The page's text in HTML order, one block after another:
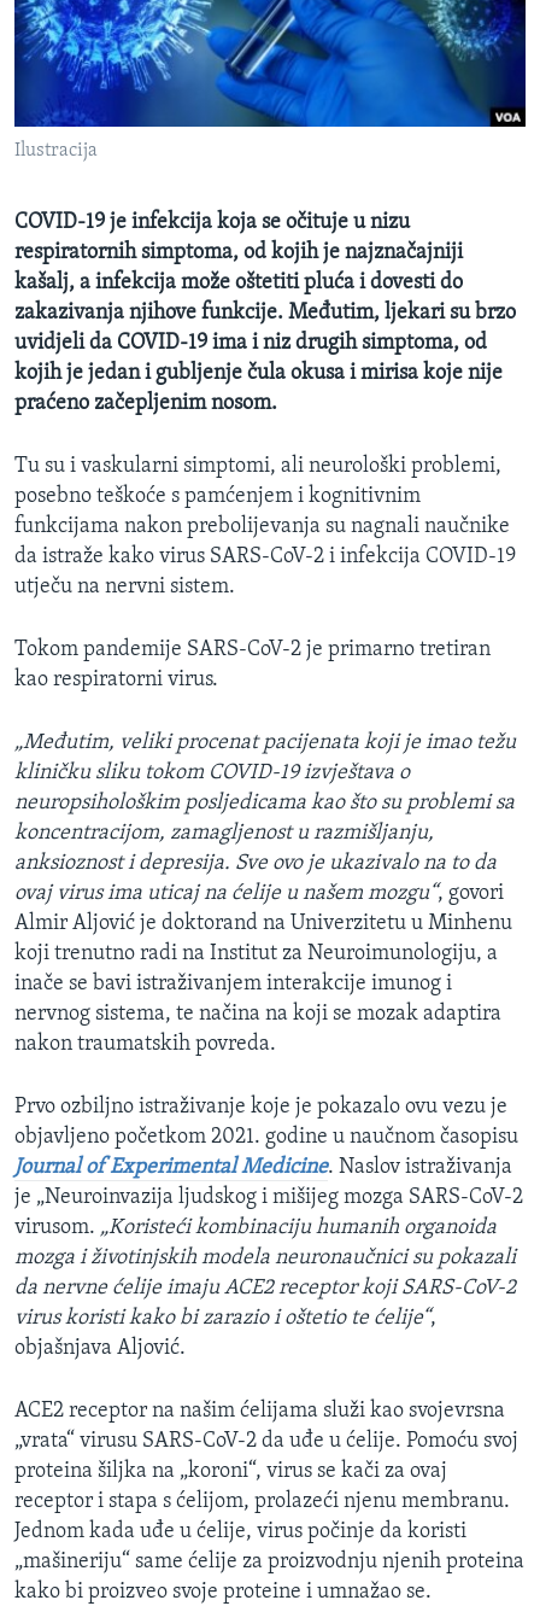
MAGAZIN
O GLASU AMERIKE
Learning English
Jezici
Ilustracija
COVID-19 je infekcija koja se očituje u nizu
respiratornih simptoma, od kojih je najznačajniji
kašalj, a infekcija može oštetiti pluća i dovesti do
zakazivanja njihove funkcije. Međutim, ljekari su brzo
uvidjeli da COVID-19 ima i niz drugih simptoma, od
kojih je jedan i gubljenje čula okusa i mirisa koje nije
praćeno začepljenim nosom.
Tu su i vaskularni simptomi, ali neurološki problemi,
posebno teškoće s pamćenjem i kognitivnim
funkcijama nakon prebolijevanja su nagnali naučnike
da istraže kako virus SARS-CoV-2 i infekcija COVID-19
utječu na nervni sistem.
Tokom pandemije SARS-CoV-2 je primarno tretiran
kao respiratorni virus.
„Međutim, veliki procenat pacijenata koji je imao težu
kliničku sliku tokom COVID-19 izvještava o
neuropsihološkim posljedicama kao što su problemi sa
koncentracijom, zamagljenost u razmišljanju,
anksioznost i depresija. Sve ovo je ukazivalo na to da
ovaj virus ima uticaj na ćelije u našem mozgu“, govori
Almir Aljović je doktorand na Univerzitetu u Minhenu
koji trenutno radi na Institut za Neuroimunologiju, a
inače se bavi istraživanjem interakcije imunog i
nervnog sistema, te načina na koji se mozak adaptira
nakon traumatskih povreda.
Prvo ozbiljno istraživanje koje je pokazalo ovu vezu je
objavljeno početkom 2021. godine u naučnom časopisu
Journal of Experimental Medicine. Naslov istraživanja
je „Neuroinvazija ljudskog i mišijeg mozga SARS-CoV-2
virusom. „Koristeći kombinaciju humanih organoida
mozga i životinjskih modela neuronaučnici su pokazali
da nervne ćelije imaju ACE2 receptor koji SARS-CoV-2
virus koristi kako bi zarazio i oštetio te ćelije“,
objašnjava Aljović.
ACE2 receptor na našim ćelijama služi kao svojevrsna
„vrata“ virusu SARS-CoV-2 da uđe u ćelije. Pomoću svoj
proteina šiljka na „koroni“, virus se kači za ovaj
receptor i stapa s ćelijom, prolazeći njenu membranu.
Jednom kada uđe u ćelije, virus počinje da koristi
„mašineriju“ same ćelije za proizvodnju njenih proteina
kako bi proizveo svoje proteine i umnažao se.